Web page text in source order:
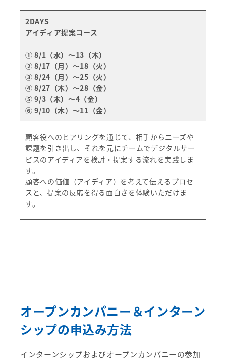
2DAYS
アイディア提案コース
① 8/1（水）～13（木）
② 8/17（月）～18（火）
③ 8/24（月）～25（火）
④ 8/27（木）～28（金）
⑤ 9/3（木）～4（金）
⑥ 9/10（木）～11（金）
顧客役へのヒアリングを通じて、相手からニーズや
課題を引き出し、それを元にチームでデジタルサー
ビスのアイディアを検討・提案する流れを実践しま
す。
顧客への価値（アイディア）を考えて伝えるプロセ
スと、提案の反応を得る面白さを体験いただけま
す。
オープンカンパニー＆インターン
シップの申込み方法
インターンシップおよびオープンカンパニーの参加